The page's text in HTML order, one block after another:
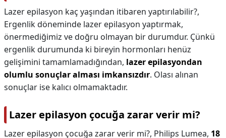
Lazer epilasyon kaç yaşından itibaren yaptırılabilir?,
Ergenlik döneminde lazer epilasyon yaptırmak,
önermediğimiz ve doğru olmayan bir durumdur. Çünkü
ergenlik durumunda ki bireyin hormonları henüz
gelişimini tamamlamadığından, lazer epilasyondan
olumlu sonuçlar alması imkansızdır. Olası alınan
sonuçlar ise kalıcı olmamaktadır.
Lazer epilasyon çocuğa zarar verir mi?
Lazer epilasyon çocuğa zarar verir mi?, Philips Lumea, 18